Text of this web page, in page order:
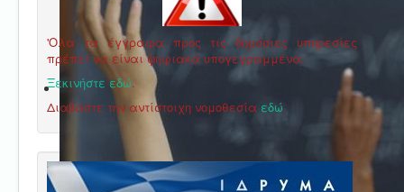
'Ολα τα έγγραφα προς τις δημόσιες υπηρεσίες
πρέπει να είναι ψηφιακά υπογεγραμμένα.
Ξεκινήστε εδώ.
Διαβάστε την αντίστοιχη νομοθεσία εδώ.